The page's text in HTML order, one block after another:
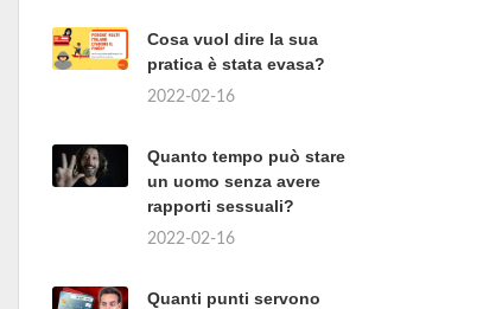
Cosa vuol dire la sua
pratica è stata evasa?
2022-02-16
Quanto tempo può stare
un uomo senza avere
rapporti sessuali?
2022-02-16
Quanti punti servono